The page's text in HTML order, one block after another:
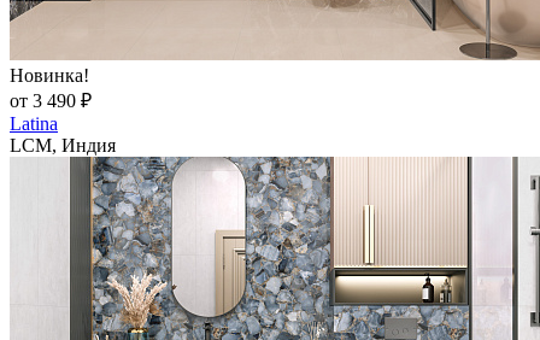
Новинка!
от 3 490 ₽
Latina
LCM, Индия